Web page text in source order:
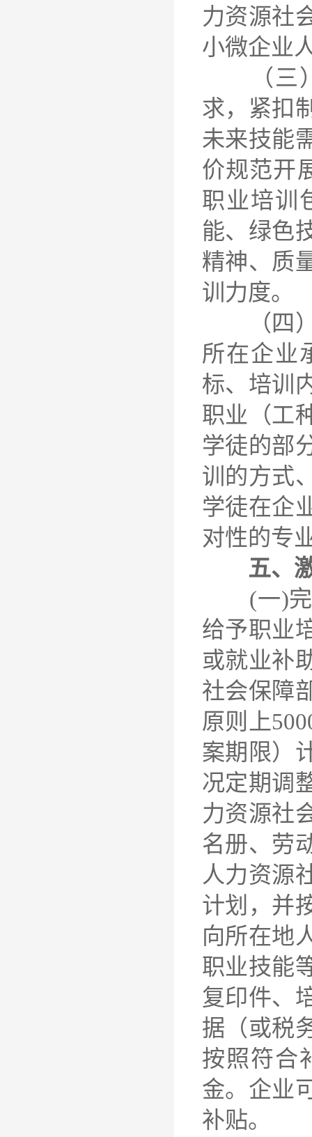
力资源社
小微企业
（三）
求，紧扣
未来技能
价规范开
职业培训
能、绿色
精神、质
训力度。
（四）
所在企业
标、培训
职业（工
学徒的部
训的方式
学徒在企
对性的专
五、
(一)完
给予职业
或就业补
社会保障
原则上
案期限）
况定期调
力资源社
名册、劳
人力资源
计划，并
向所在地
职业技能
复印件、
据（或税
按照符合
金。企业
补贴。